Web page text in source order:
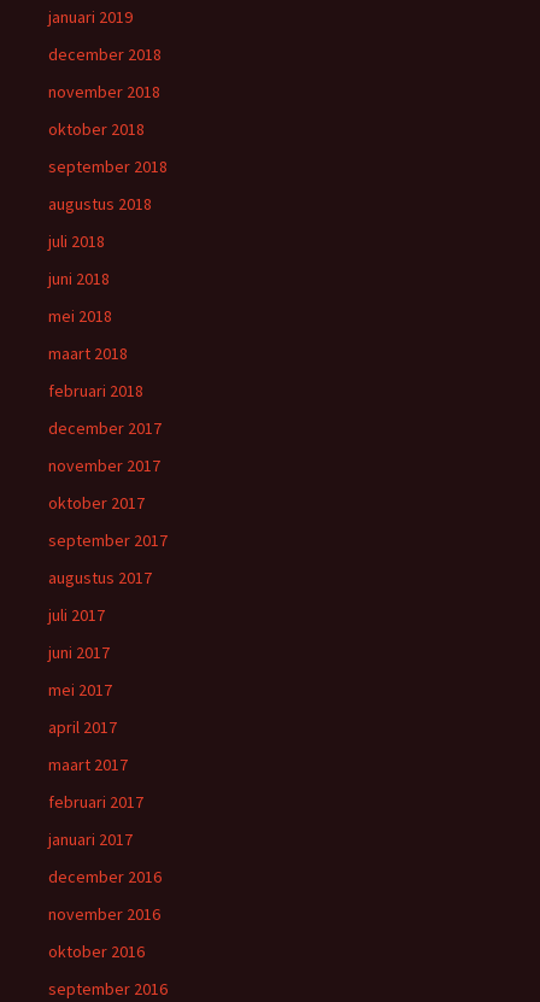
januari 2019
december 2018
november 2018
oktober 2018
september 2018
augustus 2018
juli 2018
juni 2018
mei 2018
maart 2018
februari 2018
december 2017
november 2017
oktober 2017
september 2017
augustus 2017
juli 2017
juni 2017
mei 2017
april 2017
maart 2017
februari 2017
januari 2017
december 2016
november 2016
oktober 2016
september 2016